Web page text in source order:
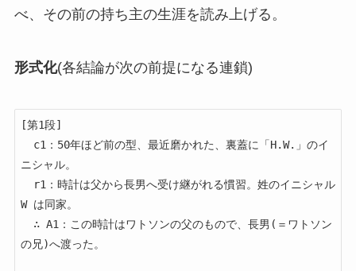
べ、その前の持ち主の生涯を読み上げる。
形式化(各結論が次の前提になる連鎖)
[第1段]
ニシャル。
W は同家。
の兄)へ渡った。